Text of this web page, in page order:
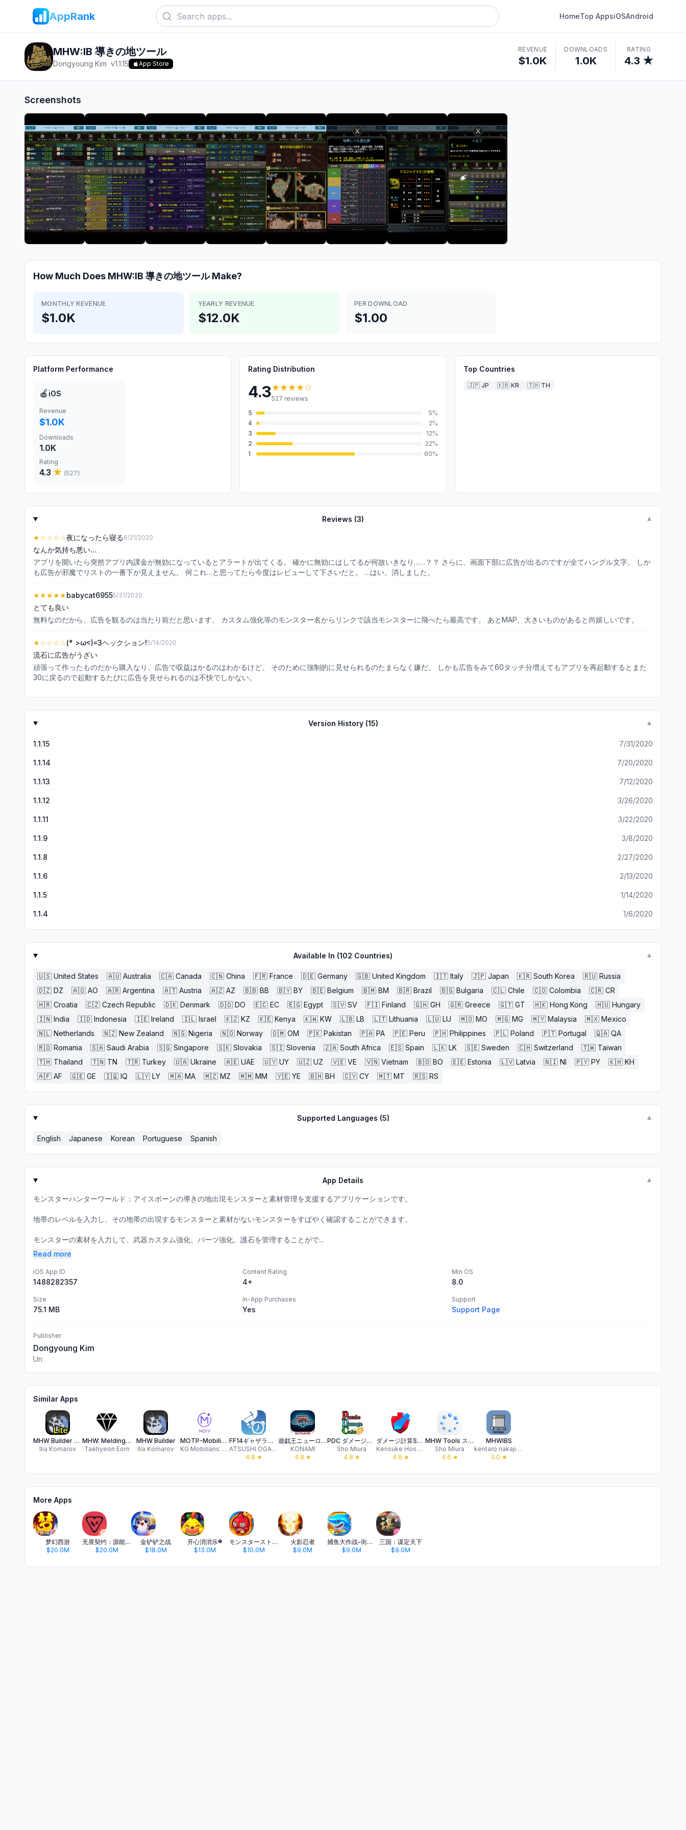
AppRank HomeTop AppsiOSAndroid
MHW:IB 導きの地ツール
Dongyoung Kim v1.1.15 App Store
REVENUE
$1.0K
DOWNLOADS
1.0K
RATING
4.3 ★
Screenshots
How Much Does MHW:IB 導きの地ツールMake?
MONTHLY REVENUE
$1.0K
YEARLY REVENUE
$12.0K
PER DOWNLOAD
$1.00
Platform Performance
🍎 iOS
Revenue
$1.0K
Downloads
1.0K
Rating
4.3 ★ (527)
Rating Distribution
4.3★★★★☆
527 reviews
5
5%
4
2%
3
12%
2
22%
1
60%
Top Countries
🇯🇵 JP 🇰🇷 KR 🇹🇭 TH
Reviews (3) ▼
★☆☆☆☆夜になったら寝る6/21/2020
なんか気持ち悪い…
アプリを開いたら突然アプリ内課金が無効になっているとアラートが出てくる。 確かに無効にはしてるが何故いきなり……？？ さらに、画面下部に広告が出るのですが全てハングル文字。 しか
も広告が邪魔でリストの一番下が見えません。 何これ…と思ってたら今度はレビューして下さいだと。 …はい。消しました。
★★★★★babycat69555/31/2020
とても良い
無料なのだから、広告を観るのは当たり前だと思います。 カスタム強化等のモンスター名からリンクで該当モンスターに飛べたら最高です。 あとMAP、大きいものがあると尚嬉しいです。
★☆☆☆☆(* >ω<)=3ヘックション!5/14/2020
流石に広告がうざい
頑張って作ったものだから購入なり、広告で収益はかるのはわかるけど、 そのために強制的に見せられるのたまらなく嫌だ。 しかも広告をみて60タッチ分増えてもアプリを再起動するとまた
30に戻るので起動するたびに広告を見せられるのは不快でしかない。
Version History (15) ▼
1.1.15 7/31/2020
1.1.14 7/20/2020
1.1.13 7/12/2020
1.1.12 3/26/2020
1.1.11 3/22/2020
1.1.9 3/8/2020
1.1.8 2/27/2020
1.1.6 2/13/2020
1.1.5 1/14/2020
1.1.4 1/6/2020
Available In (102 Countries) ▼
🇺🇸 United States 🇦🇺 Australia 🇨🇦 Canada 🇨🇳 China 🇫🇷 France 🇩🇪 Germany 🇬🇧 United Kingdom 🇮🇹 Italy 🇯🇵 Japan 🇰🇷 South Korea 🇷🇺 Russia
🇩🇿 DZ 🇦🇴 AO 🇦🇷 Argentina 🇦🇹 Austria 🇦🇿 AZ 🇧🇧 BB 🇧🇾 BY 🇧🇪 Belgium 🇧🇲 BM 🇧🇷 Brazil 🇧🇬 Bulgaria 🇨🇱 Chile 🇨🇴 Colombia 🇨🇷 CR
🇭🇷 Croatia 🇨🇿 Czech Republic 🇩🇰 Denmark 🇩🇴 DO 🇪🇨 EC 🇪🇬 Egypt 🇸🇻 SV 🇫🇮 Finland 🇬🇭 GH 🇬🇷 Greece 🇬🇹 GT 🇭🇰 Hong Kong 🇭🇺 Hungary
🇮🇳 India 🇮🇩 Indonesia 🇮🇪 Ireland 🇮🇱 Israel 🇰🇿 KZ 🇰🇪 Kenya 🇰🇼 KW 🇱🇧 LB 🇱🇹 Lithuania 🇱🇺 LU 🇲🇴 MO 🇲🇬 MG 🇲🇾 Malaysia 🇲🇽 Mexico
🇳🇱 Netherlands 🇳🇿 New Zealand 🇳🇬 Nigeria 🇳🇴 Norway 🇴🇲 OM 🇵🇰 Pakistan 🇵🇦 PA 🇵🇪 Peru 🇵🇭 Philippines 🇵🇱 Poland 🇵🇹 Portugal 🇶🇦 QA
🇷🇴 Romania 🇸🇦 Saudi Arabia 🇸🇬 Singapore 🇸🇰 Slovakia 🇸🇮 Slovenia 🇿🇦 South Africa 🇪🇸 Spain 🇱🇰 LK 🇸🇪 Sweden 🇨🇭 Switzerland 🇹🇼 Taiwan
🇹🇭 Thailand 🇹🇳 TN 🇹🇷 Turkey 🇺🇦 Ukraine 🇦🇪 UAE 🇺🇾 UY 🇺🇿 UZ 🇻🇪 VE 🇻🇳 Vietnam 🇧🇴 BO 🇪🇪 Estonia 🇱🇻 Latvia 🇳🇮 NI 🇵🇾 PY 🇰🇭 KH
🇦🇫 AF 🇬🇪 GE 🇮🇶 IQ 🇱🇾 LY 🇲🇦 MA 🇲🇿 MZ 🇲🇲 MM 🇾🇪 YE 🇧🇭 BH 🇨🇾 CY 🇲🇹 MT 🇷🇸 RS
Supported Languages (5) ▼
English Japanese Korean Portuguese Spanish
App Details ▼
モンスターハンターワールド：アイスボーンの導きの地出現モンスターと素材管理を支援するアプリケーションです。
地帯のレベルを入力し、その地帯の出現するモンスターと素材がないモンスターをすばやく確認することができます。
モンスターの素材を入力して、武器カスタム強化、パーツ強化、護石を管理することがで...
Read more
iOS App ID
1488282357
Content Rating
4+
Min OS
8.0
Size
75.1 MB
In-App Purchases
Yes
Support
Support Page
Publisher
Dongyoung Kim
Un
Similar Apps
MHW Builder Lite
Ilia Komarov
MHW: Melding Table
Taehyeon Eom
MHW Builder
Ilia Komarov
MOTP-Mobilians
KG Mobilians. Co., Ltd.
FF14ギャザラータイマー for FFXIV
ATSUSHI OGASAWARA
4.8 ★
遊戯王ニューロン【遊戯王カードゲーム 公式アプリ】
KONAMI
4.8 ★
PDC ダメージ計算
Sho Miura
4.8 ★
ダメージ計算SS for ポケモン ソード & シールド
Kensuke Hoshikawa
4.8 ★
MHW Tools スキルシミュレーター
Sho Miura
4.6 ★
MHWIBS
kentaro nakajima
3.0 ★
More Apps
梦幻西游
$20.0M
无畏契约：源能行动
$20.0M
金铲铲之战
$18.0M
开心消消乐®
$13.0M
モンスターストライク
$10.0M
火影忍者
$9.0M
捕鱼大作战-街机打鱼游戏王者
$9.0M
三国：谋定天下
$9.0M